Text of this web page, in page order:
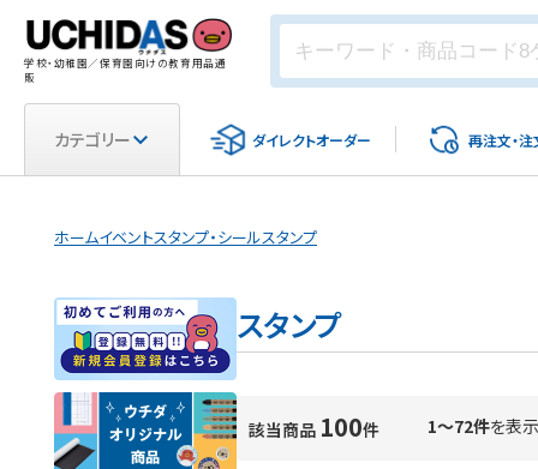
学校・幼稚園／保育園向けの教育用品通
販
カテゴリー ダイレクトオーダー 再注文・注
ホームイベントスタンプ・シールスタンプ
スタンプ
該当商品 100件 1～72件を表示